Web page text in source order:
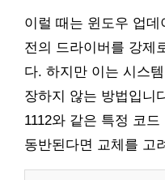
이럴 때는 윈도우 업
전의 드라이버를 강제
다. 하지만 이는 시스
장하지 않는 방법입니
1112와 같은 특정 코
동반된다면 교체를 고